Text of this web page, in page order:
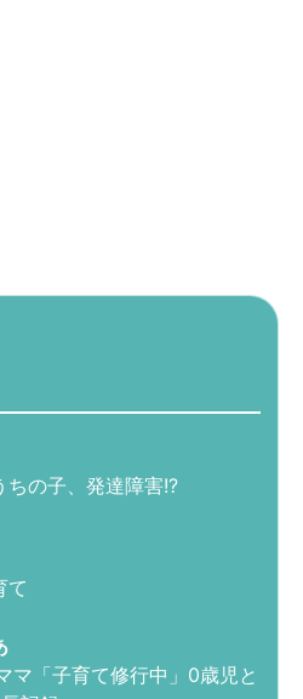
ちの子、発達障害!?
て
マ「子育て修行中」0歳児と